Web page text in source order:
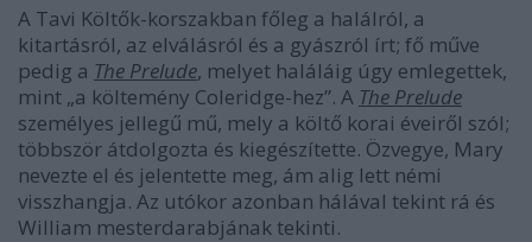
A Tavi Költők-korszakban főleg a halálról, a
kitartásról, az elválásról és a gyászról írt; fő műve
pedig a The Prelude, melyet haláláig úgy emlegettek,
mint „a költemény Coleridge-hez”. A The Prelude
személyes jellegű mű, mely a költő korai éveiről szól;
többször átdolgozta és kiegészítette. Özvegye, Mary
nevezte el és jelentette meg, ám alig lett némi
visszhangja. Az utókor azonban hálával tekint rá és
William mesterdarabjának tekinti.